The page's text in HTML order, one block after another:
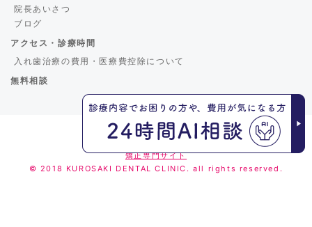
院長あいさつ
ブログ
アクセス・診療時間
入れ歯治療の費用・医療費控除について
無料相談
くろさき歯科
矯正専門サイト
© 2018 KUROSAKI DENTAL CLINIC. all rights reserved.